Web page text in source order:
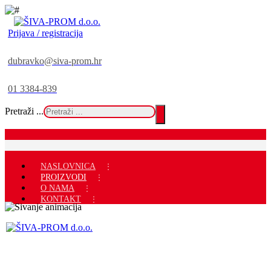
Prijava / registracija
dubravko@siva-prom.hr
01 3384-839
Pretraži ...
NASLOVNICA
PROIZVODI
O NAMA
KONTAKT